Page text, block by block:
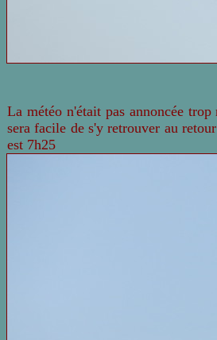
La météo n'était pas annoncée
sera facile de s'y retrouver au
est 7h25